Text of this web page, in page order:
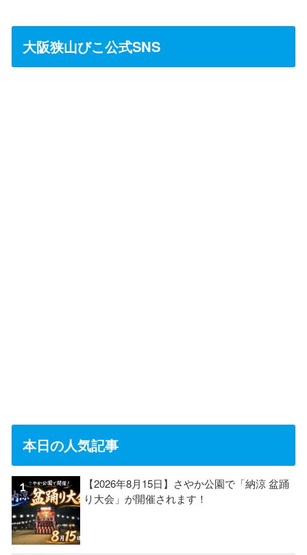
大阪狭山びこ公式SNS
本日の人気記事
【2026年8月15日】さやか公園で「納涼 盆踊
り大会」が開催されます！